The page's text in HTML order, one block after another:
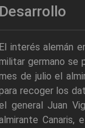
Desarrollo
El interés alemán
germano se
de julio el
recoger los
general Juan
Canaris,